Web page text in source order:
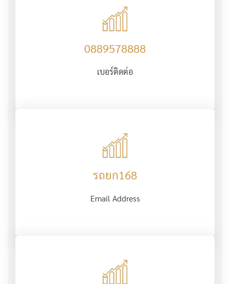
0889578888
เบอร์ติดต่อ
รถยก168
Email Address